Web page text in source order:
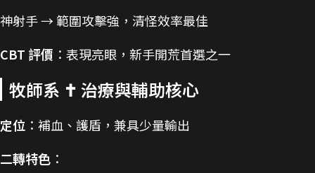
神射手 → 範圍攻擊強，清怪效率最佳
CBT 評價 ：表現亮眼，新手開荒首選之一
牧師系 ✝️ 治療與輔助核心
定位 ：補血、護盾，兼具少量輸出
二轉特色 ：